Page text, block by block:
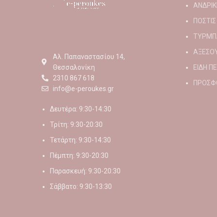
Αλ. Παπαναστασίου 14,
Θεσσαλονίκη
2310 867 618
info@e-peroukes.gr
Δευτέρα: 9:30-14:30
Τρίτη: 9:30-20:30
Τετάρτη: 9:30-14:30
Πέμπτη: 9:30-20:30
Παρασκευή: 9:30-20:30
Σάββατο: 9:30-13:30
ΕΙΔΗ